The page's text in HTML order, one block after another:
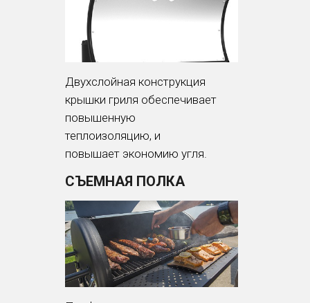
СЪЕМНАЯ ПОЛКА
Двухслойная конструкция
крышки гриля обеспечивает
повышенную
теплоизоляцию, и
повышает экономию угля.